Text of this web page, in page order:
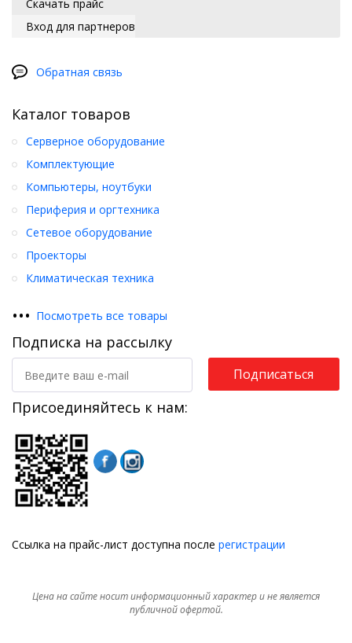
Скачать прайс
Вход для партнеров
Обратная связь
Каталог товаров
Серверное оборудование
Комплектующие
Компьютеры, ноутбуки
Периферия и оргтехника
Сетевое оборудование
Проекторы
Климатическая техника
••• Посмотреть все товары
Подписка на рассылку
Подписаться
Присоединяйтесь к нам:
Ссылка на прайс-лист доступна после регистрации
Цена на сайте носит информационный характер и не является
публичной офертой.